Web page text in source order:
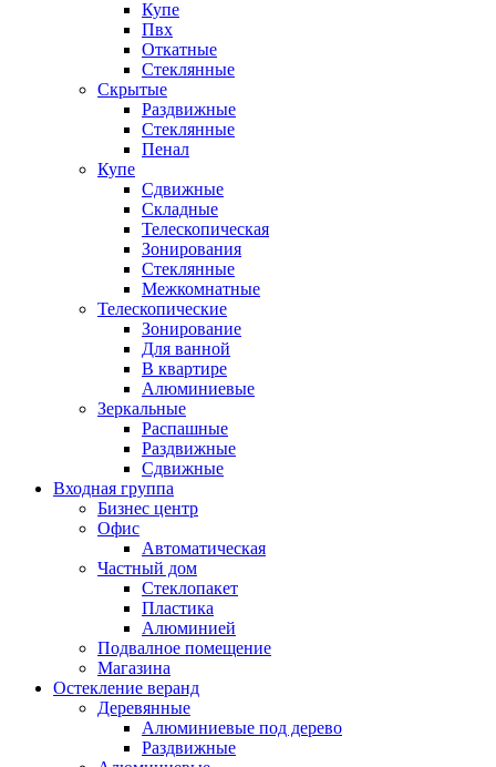
Купе
Пвх
Откатные
Стеклянные
Скрытые
Раздвижные
Стеклянные
Пенал
Купе
Сдвижные
Складные
Телескопическая
Зонирования
Стеклянные
Межкомнатные
Телескопические
Зонирование
Для ванной
В квартире
Алюминиевые
Зеркальные
Распашные
Раздвижные
Сдвижные
Входная группа
Бизнес центр
Офис
Автоматическая
Частный дом
Стеклопакет
Пластика
Алюминией
Подвалное помещение
Магазина
Остекление веранд
Деревянные
Алюминиевые под дерево
Раздвижные